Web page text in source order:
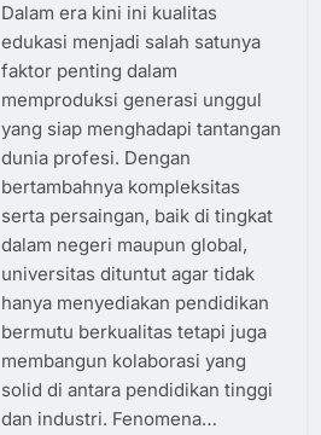
Dalam era kini ini kualitas
edukasi menjadi salah satunya
faktor penting dalam
memproduksi generasi unggul
yang siap menghadapi tantangan
dunia profesi. Dengan
bertambahnya kompleksitas
serta persaingan, baik di tingkat
dalam negeri maupun global,
universitas dituntut agar tidak
hanya menyediakan pendidikan
bermutu berkualitas tetapi juga
membangun kolaborasi yang
solid di antara pendidikan tinggi
dan industri. Fenomena…